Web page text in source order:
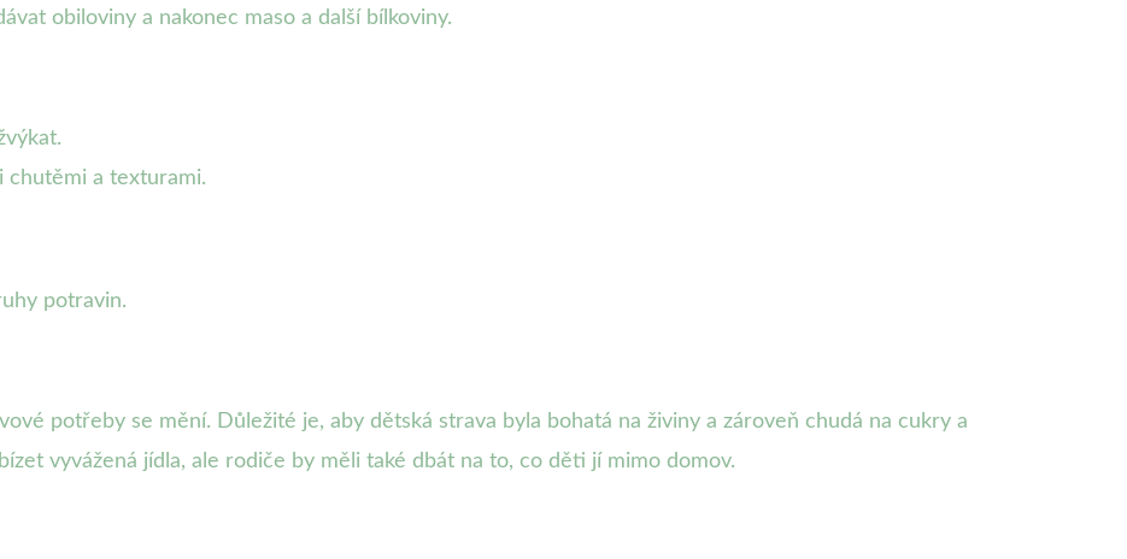
obiloviny a nakonec maso a další bílkoviny.
chutěmi a texturami.
potravin.
potřeby se mění. Důležité je, aby dětská strava byla bohatá na živiny a zároveň chudá na cukry a
vyvážená jídla, ale rodiče by měli také dbát na to, co děti jí mimo domov.